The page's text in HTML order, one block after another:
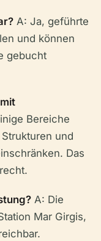
A: Ja, geführte
und können
gebucht
Bereiche
und
Das
A: Die
Mar Girgis,